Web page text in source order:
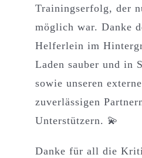
Trainingserfolg, der
möglich war. Danke
Helferlein im
Laden sauber und in
sowie unseren
zuverlässigen
Unterstützern. 💫
Danke für all die